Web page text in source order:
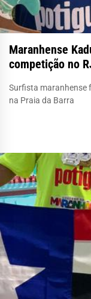
Maranhense
competição no
Surfista maranhense
na Praia da Barra